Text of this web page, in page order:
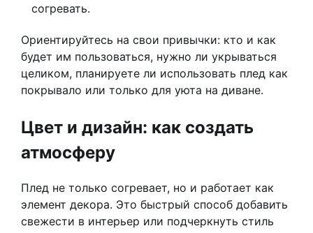
согревать.
Ориентируйтесь на свои привычки: кто и как
будет им пользоваться, нужно ли укрываться
целиком, планируете ли использовать плед как
покрывало или только для уюта на диване.
Цвет и дизайн: как создать
атмосферу
Плед не только согревает, но и работает как
элемент декора. Это быстрый способ добавить
свежести в интерьер или подчеркнуть стиль